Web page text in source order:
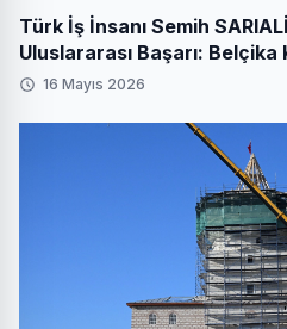
Türk İş İnsanı Semih
Uluslararası Başarı:
Katıldığı Zirvede Stratejik
16 Mayıs 2026